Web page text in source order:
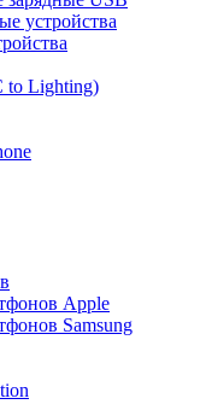
устройства
to Lighting)
Apple
Samsung